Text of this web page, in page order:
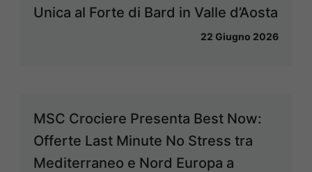
Unica al Forte di Bard in Valle d’Aosta
22 Giugno 2026
MSC Crociere Presenta Best Now:
Offerte Last Minute No Stress tra
Mediterraneo e Nord Europa a